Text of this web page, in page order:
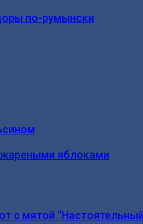
по-румынски
яблоками
с мятой